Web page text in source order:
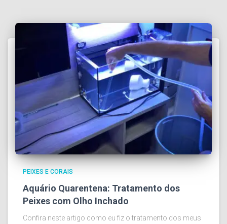
PEIXES E CORAIS
Aquário Quarentena: Tratamento dos
Peixes com Olho Inchado
Confira neste artigo como eu fiz o tratamento dos meus